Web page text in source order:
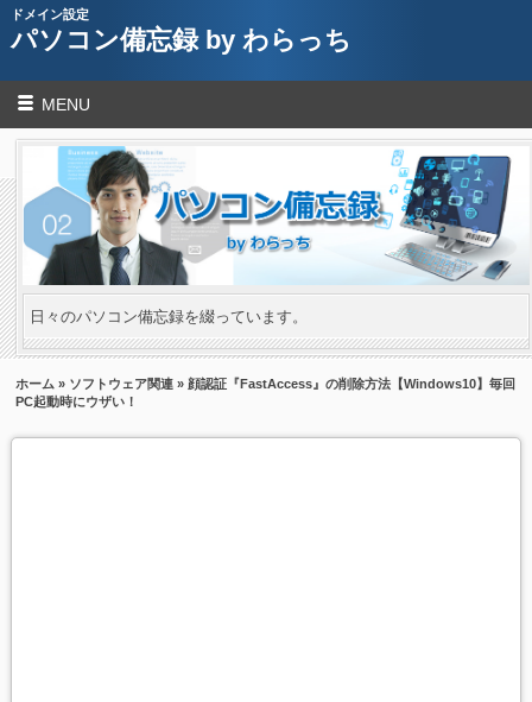
ドメイン設定
パソコン備忘録 by わらっち
MENU
日々のパソコン備忘録を綴っています。
ホーム » ソフトウェア関連 » 顔認証『FastAccess』の削除方法【Windows10】毎回
PC起動時にウザい！